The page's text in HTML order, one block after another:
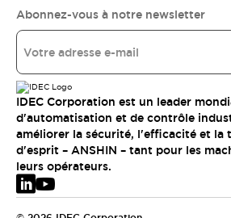
Abonnez-vous à notre newsletter
IDEC Corporation est un leader
d'automatisation et de contrôle
améliorer la sécurité, l'efficacité et la
d'esprit – ANSHIN – tant pour les
leurs opérateurs.